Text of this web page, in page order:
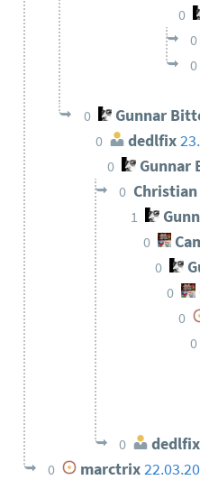
0
0
0
0 Gunnar
0 dedlfix
0 Gunnar
0
1
0
0
0
0
0
0 dedlfix
0 marctrix